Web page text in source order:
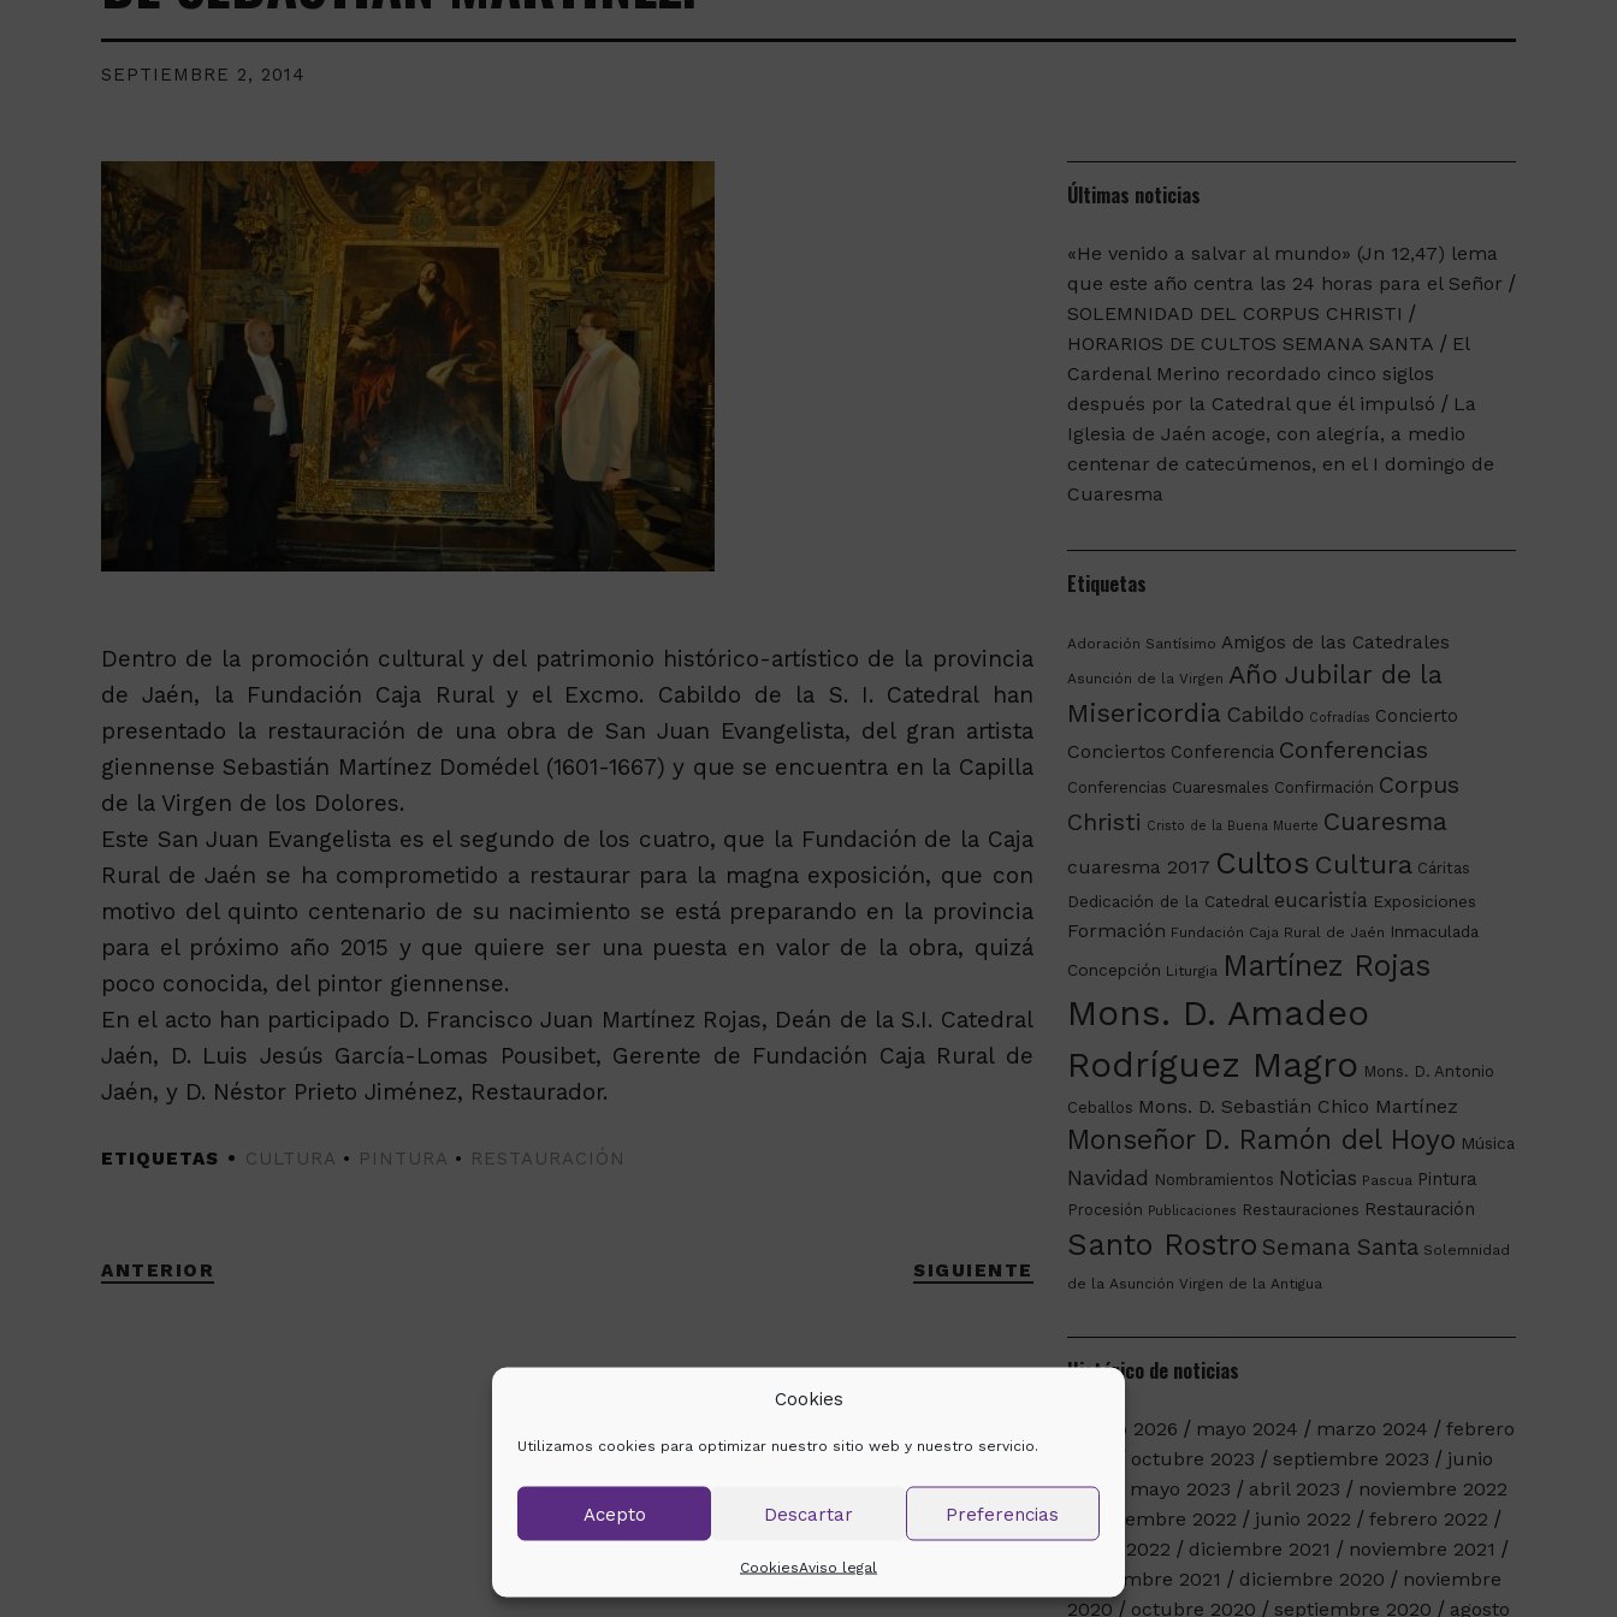
Cookies
Utilizamos cookies para optimizar nuestro sitio web y nuestro servicio.
Acepto Descartar Preferencias
CookiesAviso legal
SEPTIEMBRE 2, 2014
Dentro de la promoción cultural y del patrimonio histórico-artístico de la provincia
de Jaén, la Fundación Caja Rural y el Excmo. Cabildo de la S. I. Catedral han
presentado la restauración de una obra de San Juan Evangelista, del gran artista
giennense Sebastián Martínez Domédel (1601-1667) y que se encuentra en la Capilla
de la Virgen de los Dolores.
Este San Juan Evangelista es el segundo de los cuatro, que la Fundación de la Caja
Rural de Jaén se ha comprometido a restaurar para la magna exposición, que con
motivo del quinto centenario de su nacimiento se está preparando en la provincia
para el próximo año 2015 y que quiere ser una puesta en valor de la obra, quizá
poco conocida, del pintor giennense.
En el acto han participado D. Francisco Juan Martínez Rojas, Deán de la S.I. Catedral
Jaén, D. Luis Jesús García-Lomas Pousibet, Gerente de Fundación Caja Rural de
Jaén, y D. Néstor Prieto Jiménez, Restaurador.
ETIQUETAS CULTURA • PINTURA • RESTAURACIÓN
ANTERIOR SIGUIENTE
Últimas noticias
«He venido a salvar al mundo» (Jn 12,47) lema
que este año centra las 24 horas para el Señor
SOLEMNIDAD DEL CORPUS CHRISTI
HORARIOS DE CULTOS SEMANA SANTA
El
Cardenal Merino recordado cinco siglos
después por la Catedral que él impulsó
La
Iglesia de Jaén acoge, con alegría, a medio
centenar de catecúmenos, en el I domingo de
Cuaresma
Etiquetas
Adoración Santísimo Amigos de las Catedrales
Asunción de la Virgen Año Jubilar de la
Misericordia Cabildo Cofradías Concierto
Conciertos Conferencia Conferencias
Conferencias Cuaresmales Confirmación Corpus
Christi Cristo de la Buena Muerte Cuaresma
cuaresma 2017 Cultos Cultura Cáritas
Dedicación de la Catedral eucaristía Exposiciones
Formación Fundación Caja Rural de Jaén Inmaculada
Concepción Liturgia Martínez Rojas
Mons. D. Amadeo
Rodríguez Magro Mons. D. Antonio
Ceballos Mons. D. Sebastián Chico Martínez
Monseñor D. Ramón del Hoyo Música
Navidad Nombramientos Noticias Pascua Pintura
Procesión Publicaciones Restauraciones Restauración
Santo Rostro Semana Santa Solemnidad
de la Asunción Virgen de la Antigua
Histórico de noticias
marzo 2026 mayo 2024 marzo 2024
febrero
octubre 2023 septiembre 2023
junio
2023
mayo 2023 abril 2023
noviembre 2022
septiembre 2022
junio 2022
febrero 2022
enero 2022
diciembre 2021
noviembre 2021
septiembre 2021
diciembre 2020
noviembre
2020
octubre 2020 septiembre 2020
agosto